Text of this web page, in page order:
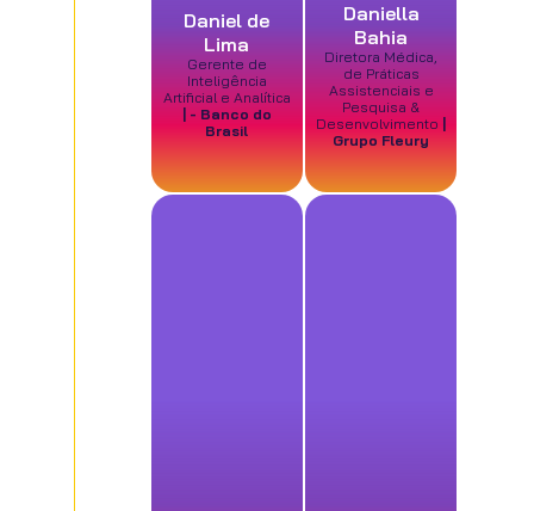
Daniel de
Lima
Gerente de
Inteligência
Artificial e Analítica
| - Banco do
Brasil
Daniella
Bahia
Diretora Médica,
de Práticas
Assistenciais e
Pesquisa &
Desenvolvimento
Grupo Fleury